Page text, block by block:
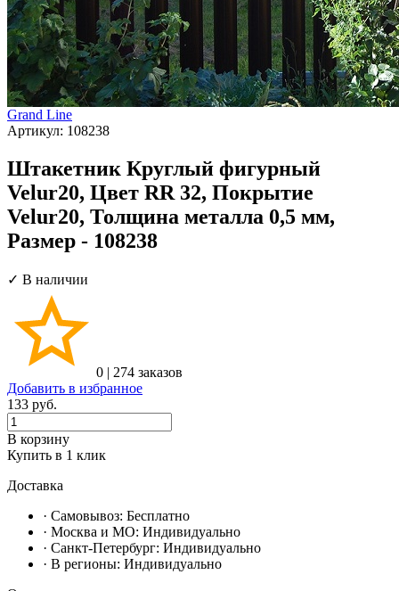
Grand Line
Артикул: 108238
Штакетник Круглый фигурный
Velur20, Цвет RR 32, Покрытие
Velur20, Толщина металла 0,5 мм,
Размер - 108238
✓ В наличии
0 | 274 заказов
Добавить в избранное
133 руб.
В корзину
Купить в 1 клик
Доставка
· Самовывоз: Бесплатно
· Москвa и МО: Индивидуально
· Санкт-Петербург: Индивидуально
· В регионы: Индивидуально